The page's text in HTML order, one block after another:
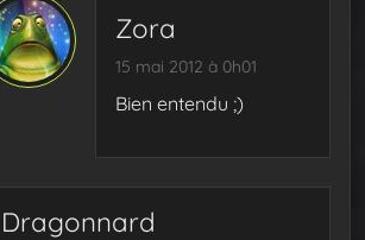
Zora
15 mai 2012 à 0h01
Bien entendu ;)
Dragonnard